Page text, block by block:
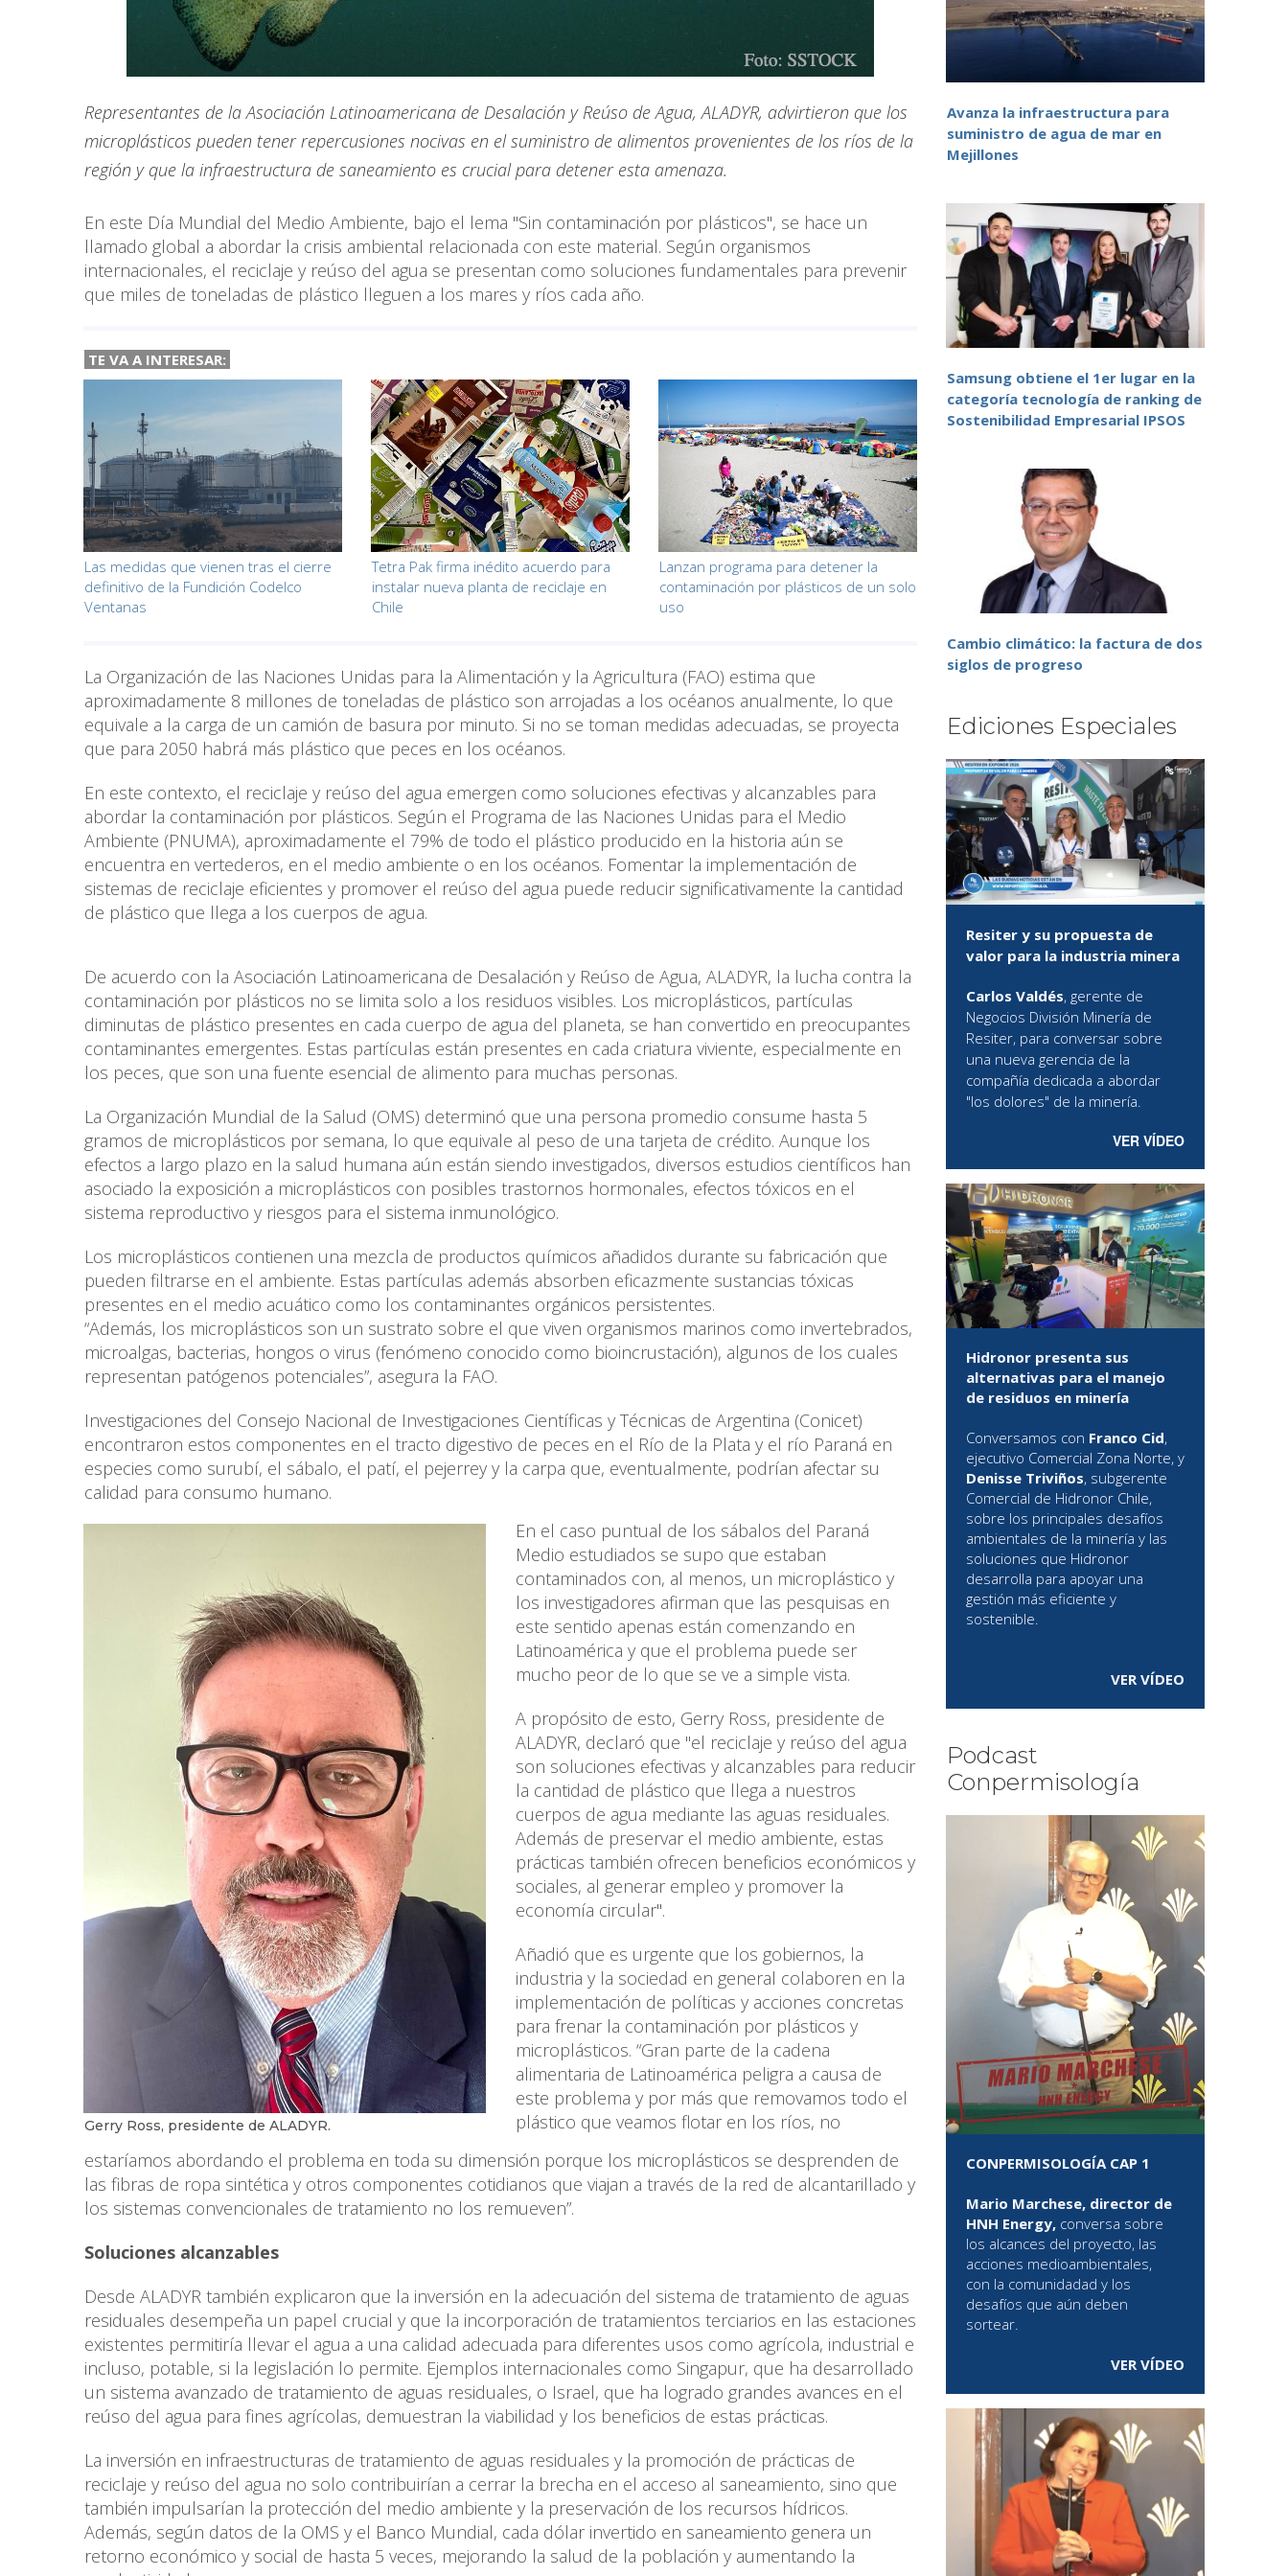
Representantes de la Asociación Latinoamericana de Desalación y Reúso de Agua, ALADYR, advirtieron que los
microplásticos pueden tener repercusiones nocivas en el suministro de alimentos provenientes de los ríos de la
región y que la infraestructura de saneamiento es crucial para detener esta amenaza.
En este Día Mundial del Medio Ambiente, bajo el lema "Sin contaminación por plásticos", se hace un
llamado global a abordar la crisis ambiental relacionada con este material. Según organismos
internacionales, el reciclaje y reúso del agua se presentan como soluciones fundamentales para prevenir
que miles de toneladas de plástico lleguen a los mares y ríos cada año.
TE VA A INTERESAR:
Las medidas que vienen tras el cierre
definitivo de la Fundición Codelco
Ventanas
Tetra Pak firma inédito acuerdo para
instalar nueva planta de reciclaje en
Chile
Lanzan programa para detener la
contaminación por plásticos de un solo
uso
La Organización de las Naciones Unidas para la Alimentación y la Agricultura (FAO) estima que
aproximadamente 8 millones de toneladas de plástico son arrojadas a los océanos anualmente, lo que
equivale a la carga de un camión de basura por minuto. Si no se toman medidas adecuadas, se proyecta
que para 2050 habrá más plástico que peces en los océanos.
En este contexto, el reciclaje y reúso del agua emergen como soluciones efectivas y alcanzables para
abordar la contaminación por plásticos. Según el Programa de las Naciones Unidas para el Medio
Ambiente (PNUMA), aproximadamente el 79% de todo el plástico producido en la historia aún se
encuentra en vertederos, en el medio ambiente o en los océanos. Fomentar la implementación de
sistemas de reciclaje eficientes y promover el reúso del agua puede reducir significativamente la cantidad
de plástico que llega a los cuerpos de agua.
De acuerdo con la Asociación Latinoamericana de Desalación y Reúso de Agua, ALADYR, la lucha contra la
contaminación por plásticos no se limita solo a los residuos visibles. Los microplásticos, partículas
diminutas de plástico presentes en cada cuerpo de agua del planeta, se han convertido en preocupantes
contaminantes emergentes. Estas partículas están presentes en cada criatura viviente, especialmente en
los peces, que son una fuente esencial de alimento para muchas personas.
La Organización Mundial de la Salud (OMS) determinó que una persona promedio consume hasta 5
gramos de microplásticos por semana, lo que equivale al peso de una tarjeta de crédito. Aunque los
efectos a largo plazo en la salud humana aún están siendo investigados, diversos estudios científicos han
asociado la exposición a microplásticos con posibles trastornos hormonales, efectos tóxicos en el
sistema reproductivo y riesgos para el sistema inmunológico.
Los microplásticos contienen una mezcla de productos químicos añadidos durante su fabricación que
pueden filtrarse en el ambiente. Estas partículas además absorben eficazmente sustancias tóxicas
presentes en el medio acuático como los contaminantes orgánicos persistentes.
“Además, los microplásticos son un sustrato sobre el que viven organismos marinos como invertebrados,
microalgas, bacterias, hongos o virus (fenómeno conocido como bioincrustación), algunos de los cuales
representan patógenos potenciales”, asegura la FAO.
Investigaciones del Consejo Nacional de Investigaciones Científicas y Técnicas de Argentina (Conicet)
encontraron estos componentes en el tracto digestivo de peces en el Río de la Plata y el río Paraná en
especies como surubí, el sábalo, el patí, el pejerrey y la carpa que, eventualmente, podrían afectar su
calidad para consumo humano.
Gerry Ross, presidente de ALADYR.
En el caso puntual de los sábalos del Paraná
Medio estudiados se supo que estaban
contaminados con, al menos, un microplástico y
los investigadores afirman que las pesquisas en
este sentido apenas están comenzando en
Latinoamérica y que el problema puede ser
mucho peor de lo que se ve a simple vista.
A propósito de esto, Gerry Ross, presidente de
ALADYR, declaró que "el reciclaje y reúso del agua
son soluciones efectivas y alcanzables para reducir
la cantidad de plástico que llega a nuestros
cuerpos de agua mediante las aguas residuales.
Además de preservar el medio ambiente, estas
prácticas también ofrecen beneficios económicos y
sociales, al generar empleo y promover la
economía circular".
Añadió que es urgente que los gobiernos, la
industria y la sociedad en general colaboren en la
implementación de políticas y acciones concretas
para frenar la contaminación por plásticos y
microplásticos. “Gran parte de la cadena
alimentaria de Latinoamérica peligra a causa de
este problema y por más que removamos todo el
plástico que veamos flotar en los ríos, no
estaríamos abordando el problema en toda su dimensión porque los microplásticos se desprenden de
las fibras de ropa sintética y otros componentes cotidianos que viajan a través de la red de alcantarillado y
los sistemas convencionales de tratamiento no los remueven”.
Soluciones alcanzables
Desde ALADYR también explicaron que la inversión en la adecuación del sistema de tratamiento de aguas
residuales desempeña un papel crucial y que la incorporación de tratamientos terciarios en las estaciones
existentes permitiría llevar el agua a una calidad adecuada para diferentes usos como agrícola, industrial e
incluso, potable, si la legislación lo permite. Ejemplos internacionales como Singapur, que ha desarrollado
un sistema avanzado de tratamiento de aguas residuales, o Israel, que ha logrado grandes avances en el
reúso del agua para fines agrícolas, demuestran la viabilidad y los beneficios de estas prácticas.
La inversión en infraestructuras de tratamiento de aguas residuales y la promoción de prácticas de
reciclaje y reúso del agua no solo contribuirían a cerrar la brecha en el acceso al saneamiento, sino que
también impulsarían la protección del medio ambiente y la preservación de los recursos hídricos.
Además, según datos de la OMS y el Banco Mundial, cada dólar invertido en saneamiento genera un
retorno económico y social de hasta 5 veces, mejorando la salud de la población y aumentando la
Avanza la infraestructura para
suministro de agua de mar en
Mejillones
Samsung obtiene el 1er lugar en la
categoría tecnología de ranking de
Sostenibilidad Empresarial IPSOS
Cambio climático: la factura de dos
siglos de progreso
Ediciones Especiales
Resiter y su propuesta de
valor para la industria minera
Carlos Valdés, gerente de
Negocios División Minería de
Resiter, para conversar sobre
una nueva gerencia de la
compañía dedicada a abordar
"los dolores" de la minería.
VER VÍDEO
Hidronor presenta sus
alternativas para el manejo
de residuos en minería
Conversamos con Franco Cid,
ejecutivo Comercial Zona Norte, y
Denisse Triviños, subgerente
Comercial de Hidronor Chile,
sobre los principales desafíos
ambientales de la minería y las
soluciones que Hidronor
desarrolla para apoyar una
gestión más eficiente y
sostenible.
VER VÍDEO
Podcast
Conpermisología
CONPERMISOLOGÍA CAP 1
Mario Marchese, director de
HNH Energy, conversa sobre
los alcances del proyecto, las
acciones medioambientales,
con la comunidadad y los
desafíos que aún deben
sortear.
VER VÍDEO